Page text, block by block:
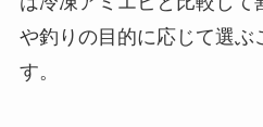
や釣りの目的に応じて選ぶ
す。